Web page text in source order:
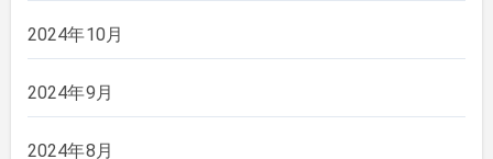
2024年10月
2024年9月
2024年8月